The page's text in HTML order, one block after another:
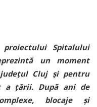
Spitalului
un moment
Cluj și pentru
a țării. După ani de
blocaje și